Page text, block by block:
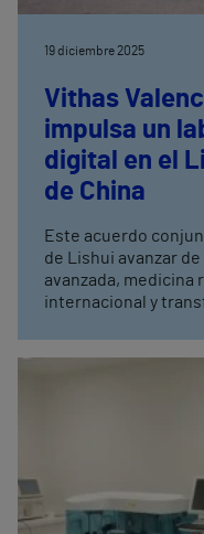
19 diciembre 2025
Vithas
impulsa un
digital en el
de China
Este acuerdo
de Lishui avanzar
avanzada, medicina
internacional y